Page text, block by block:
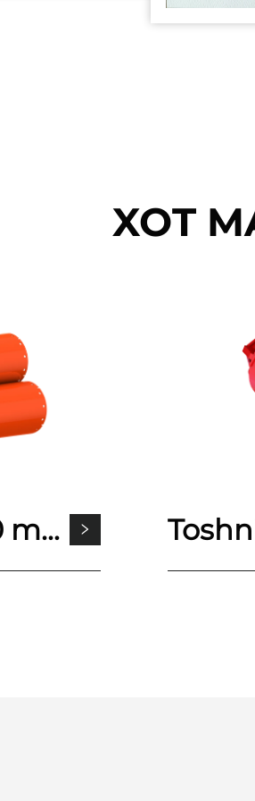
XOT
1500 mm 1400 mm Maxsus yasalgan yuqori uglerodli po'lat aylanuvchi burilish rigsiz quduq quvurlari uchun vositalar